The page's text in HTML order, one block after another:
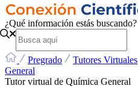
¿Qué información estás buscando?
Pregrado Tutores Virtuales
General
Tutor virtual de Química General